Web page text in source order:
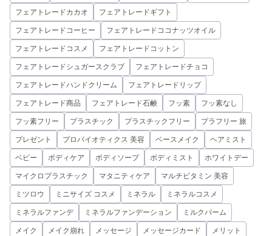
フェアトレードカカオ フェアトレードギフト
フェアトレードコーヒー フェアトレードココナッツオイル
フェアトレードコスメ フェアトレードコットン
フェアトレードシュガースクラブ フェアトレードチョコ
フェアトレードハンドクリーム フェアトレードリップ
フェアトレード商品 フェアトレード石鹸 フッ素 フッ素なし
フッ素フリー プラスチック プラスチックフリー プラフリー 旅
プレゼント プロバイオティクス 美容 ベースメイク ヘアミスト
ベビー ボディケア ボディソープ ボディミスト ホワイトデー
マイクロプラスチック マタニティケア マルチビタミン 美容
ミツロウ ミニサイズ コスメ ミネラル ミネラルコスメ
ミネラルファンデ ミネラルファンデーション ミルクバーム
メイク メイク崩れ メッセージ メッセージカード メリット